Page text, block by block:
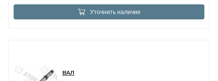
Уточнить наличие
ВАЛ